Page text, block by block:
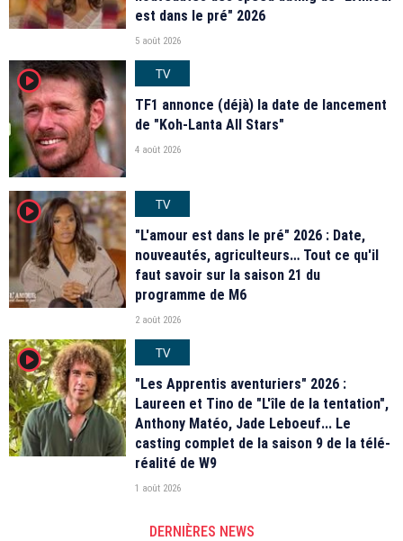
est dans le pré" 2026
5 août 2026
player2
TV
TF1 annonce (déjà) la date de lancement
de "Koh-Lanta All Stars"
4 août 2026
player2
TV
"L'amour est dans le pré" 2026 : Date,
nouveautés, agriculteurs… Tout ce qu'il
faut savoir sur la saison 21 du
programme de M6
2 août 2026
player2
TV
"Les Apprentis aventuriers" 2026 :
Laureen et Tino de "L'île de la tentation",
Anthony Matéo, Jade Leboeuf... Le
casting complet de la saison 9 de la télé-
réalité de W9
1 août 2026
DERNIÈRES NEWS